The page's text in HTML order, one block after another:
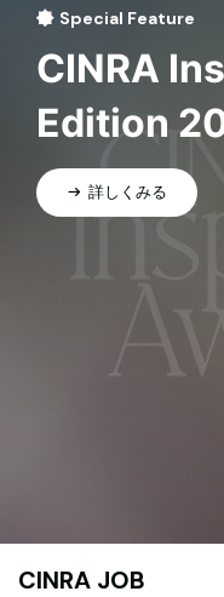
Special Feature
CINRA
Edition
詳しくみる
CINRA JOB